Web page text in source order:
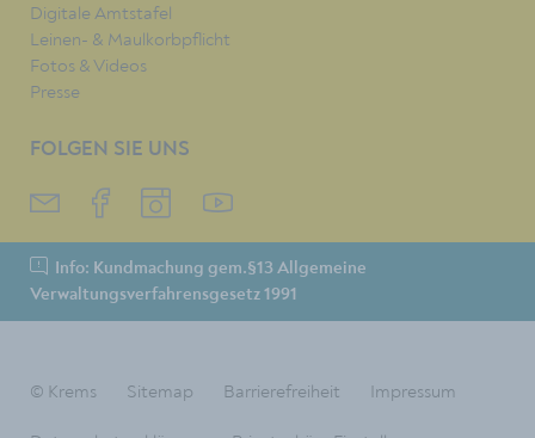
Digitale Amtstafel
Leinen- & Maulkorbpflicht
Fotos & Videos
Presse
FOLGEN SIE UNS
Info: Kundmachung gem.§13 Allgemeine
Verwaltungsverfahrensgesetz 1991
© Krems Sitemap Barrierefreiheit Impressum